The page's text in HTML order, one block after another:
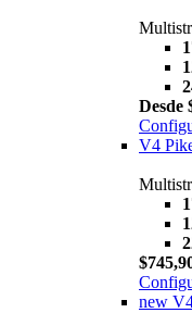
Desde
V4
new